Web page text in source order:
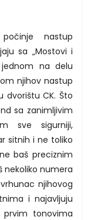
nastup
sa „Mostovi i
jednom na delu
njihov nastup
dvorištu CK. Što
sa zanimljivim
sve sigurniji,
sitnih i ne toliko
baš preciznim
nekoliko numera
vrhunac njihovog
i najavljuju
tonovima